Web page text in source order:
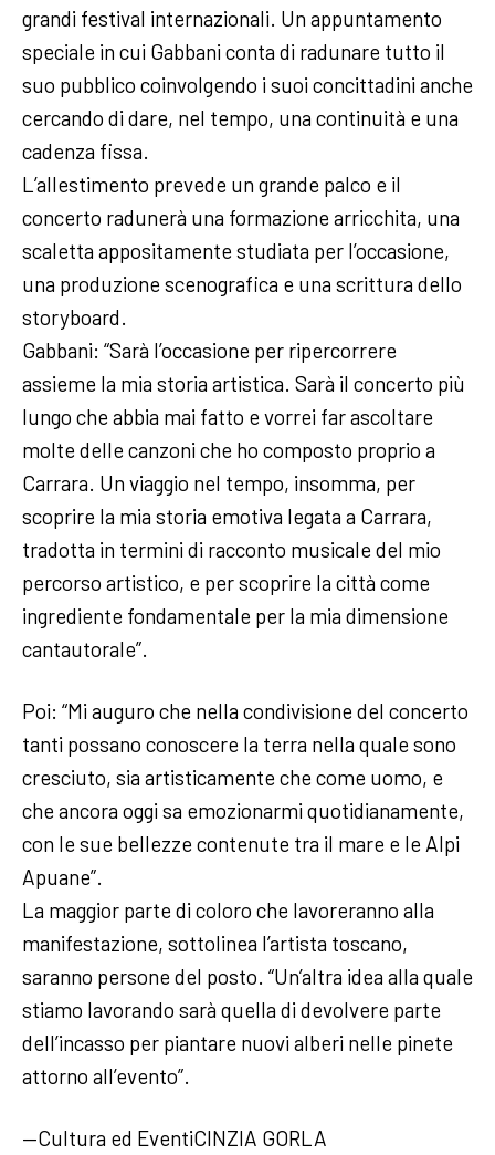
grandi festival internazionali. Un appuntamento
speciale in cui Gabbani conta di radunare tutto il
suo pubblico coinvolgendo i suoi concittadini anche
cercando di dare, nel tempo, una continuità e una
cadenza fissa.
L’allestimento prevede un grande palco e il
concerto radunerà una formazione arricchita, una
scaletta appositamente studiata per l’occasione,
una produzione scenografica e una scrittura dello
storyboard.
Gabbani: “Sarà l’occasione per ripercorrere
assieme la mia storia artistica. Sarà il concerto più
lungo che abbia mai fatto e vorrei far ascoltare
molte delle canzoni che ho composto proprio a
Carrara. Un viaggio nel tempo, insomma, per
scoprire la mia storia emotiva legata a Carrara,
tradotta in termini di racconto musicale del mio
percorso artistico, e per scoprire la città come
ingrediente fondamentale per la mia dimensione
cantautorale”.
Poi: “Mi auguro che nella condivisione del concerto
tanti possano conoscere la terra nella quale sono
cresciuto, sia artisticamente che come uomo, e
che ancora oggi sa emozionarmi quotidianamente,
con le sue bellezze contenute tra il mare e le Alpi
Apuane”.
La maggior parte di coloro che lavoreranno alla
manifestazione, sottolinea l’artista toscano,
saranno persone del posto. “Un’altra idea alla quale
stiamo lavorando sarà quella di devolvere parte
dell’incasso per piantare nuovi alberi nelle pinete
attorno all’evento”.
—Cultura ed EventiCINZIA GORLA